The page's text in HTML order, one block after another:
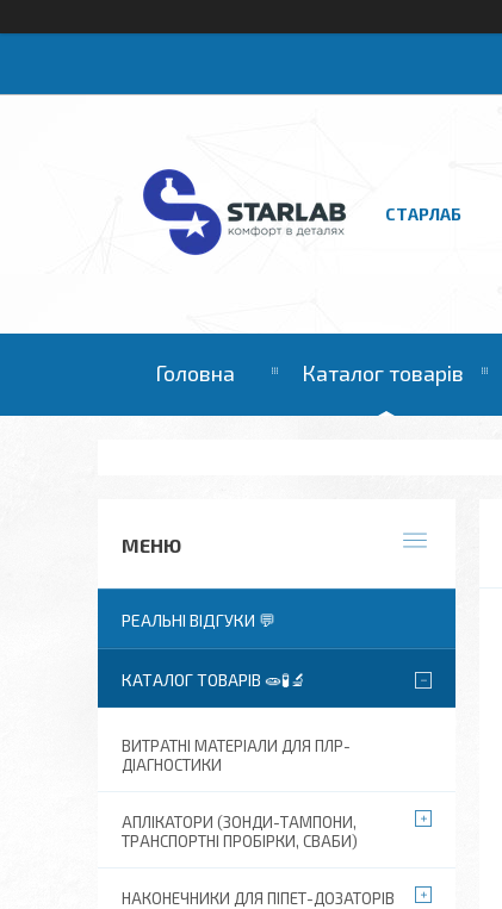
СТАРЛАБ
Головна Каталог товарів
РЕАЛЬНІ ВІДГУКИ 💬
КАТАЛОГ ТОВАРІВ 🧫🧪🔬
ВИТРАТНІ МАТЕРІАЛИ ДЛЯ ПЛР-
ДІАГНОСТИКИ
АПЛІКАТОРИ (ЗОНДИ-ТАМПОНИ,
ТРАНСПОРТНІ ПРОБІРКИ, СВАБИ)
НАКОНЕЧНИКИ ДЛЯ ПІПЕТ-ДОЗАТОРІВ